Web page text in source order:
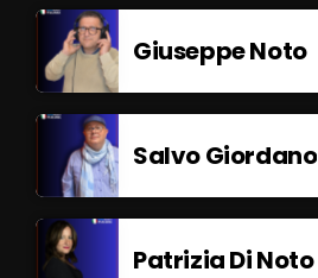
Giuseppe Noto
Salvo Giordano
Patrizia Di Noto